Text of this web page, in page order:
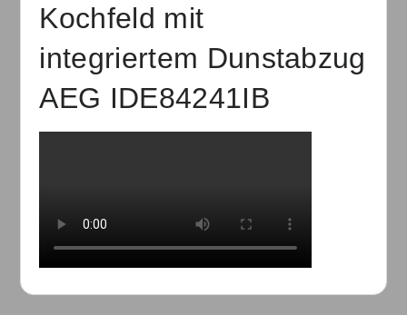
Kochfeld mit
integriertem Dunstabzug
AEG IDE84241IB